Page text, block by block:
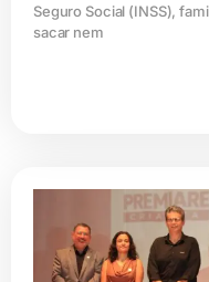
Seguro Social (INSS),
sacar nem